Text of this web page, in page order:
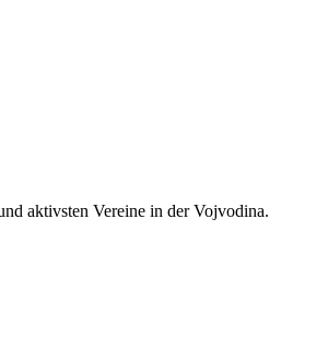
aktivsten Vereine in der Vojvodina.